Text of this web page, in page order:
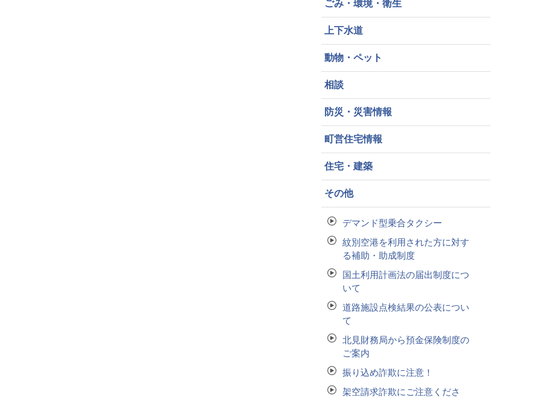
ごみ・環境・衛生
上下水道
動物・ペット
相談
防災・災害情報
町営住宅情報
住宅・建築
その他
デマンド型乗合タクシー
紋別空港を利用された方に対す
る補助・助成制度
国土利用計画法の届出制度につ
いて
道路施設点検結果の公表につい
て
北見財務局から預金保険制度の
ご案内
振り込め詐欺に注意！
架空請求詐欺にご注意くださ